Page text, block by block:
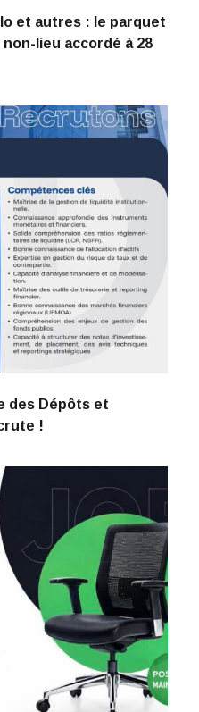
et autres : le parquet
lieu accordé à 28
des Dépôts et
!